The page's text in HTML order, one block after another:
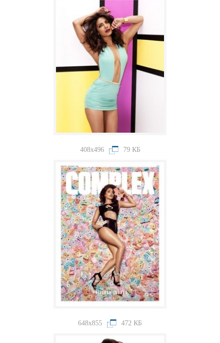
408x496 79 КБ
648x855 472 КБ